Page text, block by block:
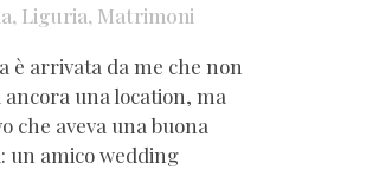
, Liguria, Matrimoni
è arrivata da me che non
ancora una location, ma
che aveva una buona
un amico wedding